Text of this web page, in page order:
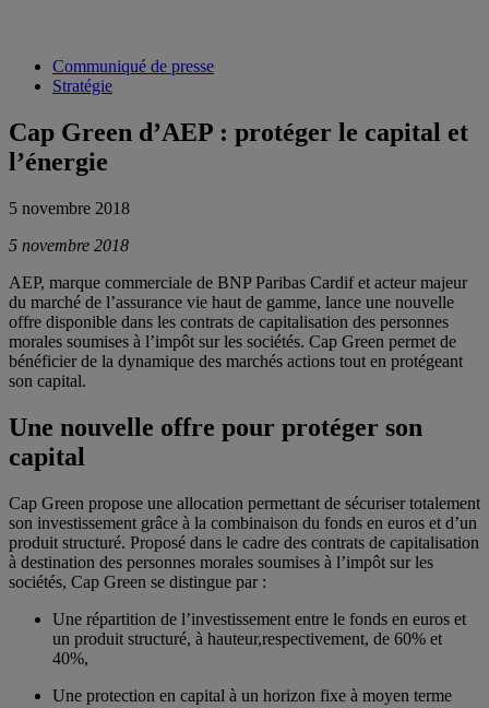
Communiqué de presse
Stratégie
Cap Green d’AEP : protéger le capital et
l’énergie
5 novembre 2018
5 novembre 2018
AEP, marque commerciale de BNP Paribas Cardif et acteur majeur
du marché de l’assurance vie haut de gamme, lance une nouvelle
offre disponible dans les contrats de capitalisation des personnes
morales soumises à l’impôt sur les sociétés. Cap Green permet de
bénéficier de la dynamique des marchés actions tout en protégeant
son capital.
Une nouvelle offre pour protéger son
capital
Cap Green propose une allocation permettant de sécuriser totalement
son investissement grâce à la combinaison du fonds en euros et d’un
produit structuré. Proposé dans le cadre des contrats de capitalisation
à destination des personnes morales soumises à l’impôt sur les
sociétés, Cap Green se distingue par :
Une répartition de l’investissement entre le fonds en euros et
un produit structuré, à hauteur,respectivement, de 60% et
40%,
Une protection en capital à un horizon fixe à moyen terme